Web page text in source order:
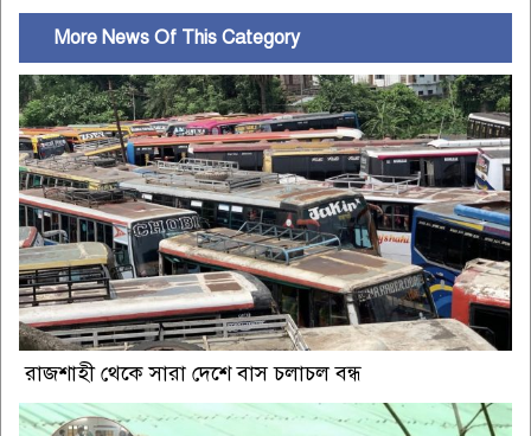
More News Of This Category
রাজশাহী থেকে সারা দেশে বাস চলাচল বন্ধ